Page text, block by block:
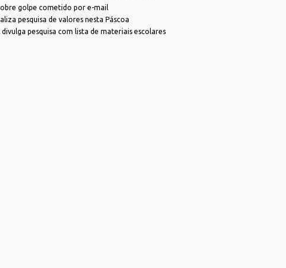
SubPrefeitura da Região Sul
Viabilidade de Zoneamento
golpe cometido por e-mail
pesquisa de valores nesta Páscoa
divulga pesquisa com lista de materiais escolares